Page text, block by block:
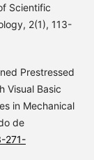
Scientific
2(1), 113-
Prestressed
Visual Basic
in Mechanical
de
271-